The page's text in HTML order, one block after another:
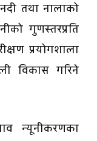
तथा नालाको
गुणस्तरप्रति
प्रयोगशाला
विकास गरिने
न्यूनीकरणका